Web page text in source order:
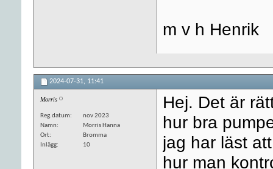
m v h Henrik
2024-07-31, 11:41
Morris
Reg.datum
nov 2023
Namn
Morris Hanna
Ort
Bromma
Inlägg
10
Hej. Det är
hur bra
jag har läst
hur man